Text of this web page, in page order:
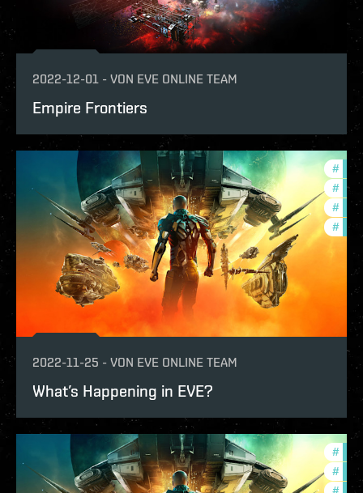
2022-12-01 - VON EVE ONLINE TEAM
Empire Frontiers
#
#
#
#
2022-11-25 - VON EVE ONLINE TEAM
What’s Happening in EVE?
#
#
#